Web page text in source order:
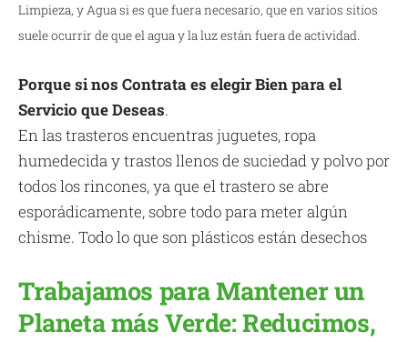
Limpieza, y Agua si es que fuera necesario, que en varios sitios
suele ocurrir de que el agua y la luz están fuera de actividad.
Porque si nos Contrata es elegir Bien para el
Servicio que Deseas.
En las trasteros encuentras juguetes, ropa
humedecida y trastos llenos de suciedad y polvo por
todos los rincones, ya que el trastero se abre
esporádicamente, sobre todo para meter algún
chisme. Todo lo que son plásticos están desechos
Trabajamos para Mantener un
Planeta más Verde: Reducimos,